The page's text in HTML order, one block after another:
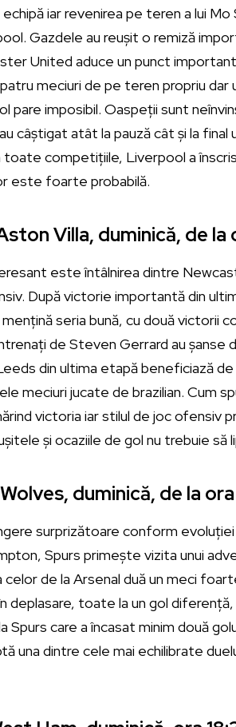
iar revenirea pe teren a lui
Gazdele au reușit o remiză
United aduce un punct
meciuri de pe teren propriu
pare imposibil. Oaspeții sunt
câștigat atât la pauză cât și la
toate competițiile, Liverpool a
este foarte probabilă.
Villa, duminică, de la
este întâlnirea dintre
După victorie importantă din
seria bună, cu două victorii
de Steven Gerrard au
din ultima etapă beneficiază
meciuri jucate de brazilian. Cum
victoria iar stilul de joc ofensiv
și ocaziile de gol nu trebuie să
duminică, de la
surprizătoare conform
Spurs primește vizita unui
celor de la Arsenal duă un meci
deplasare, toate la un gol diferență,
Spurs care a încasat minim două
una dintre cele mai echilibrate